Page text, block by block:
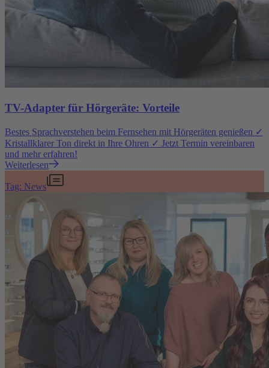
TV-Adapter für Hörgeräte: Vorteile
Bestes Sprachverstehen beim Fernsehen mit Hörgeräten genießen ✓
Kristallklarer Ton direkt in Ihre Ohren ✓ Jetzt Termin vereinbaren
und mehr erfahren!
Weiterlesen
Tag: News